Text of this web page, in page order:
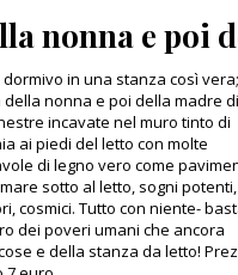
nonna e poi
in una stanza così vera;
della nonna e poi della madre di
incavate nel muro tinto di
ai piedi del letto con molte
di legno vero come
sotto al letto, sogni potenti,
cosmici. Tutto con niente-
dei poveri umani che ancora
e della stanza da letto!